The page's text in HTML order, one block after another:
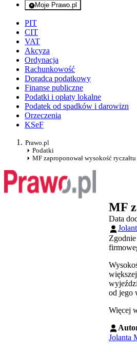
Moje Prawo.pl
- rejestracja i logowanie do
PIT
CIT
VAT
Akcyza
Ordynacja
Rachunkowość
Doradca podatkowy
Finanse publiczne
Podatki i opłaty lokalne
Podatek od spadków i darowizn
Orzeczenia
KSeF
Prawo.pl
Podatki
MF zaproponował wysokość
MF
Data
od jego
Więcej
Jolanta